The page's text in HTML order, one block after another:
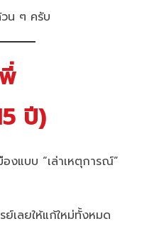
วน ๆ ครับ
ปี)
งแบบ “เล่าเหตุการณ์”
เลยให้แก้ใหม่ทั้งหมด